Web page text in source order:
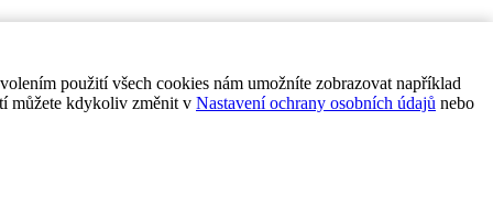
použití všech cookies nám umožníte zobrazovat například
můžete kdykoliv změnit v Nastavení ochrany osobních údajů nebo